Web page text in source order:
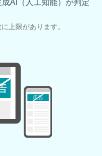
AI（人工知能）が判定
上限があります。